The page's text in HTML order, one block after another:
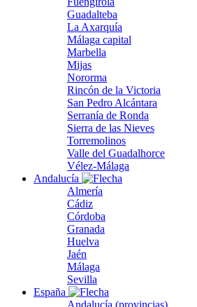
Guadalteba
La Axarquía
Málaga capital
Marbella
Mijas
Nororma
Rincón de la Victoria
San Pedro Alcántara
Serranía de Ronda
Sierra de las Nieves
Torremolinos
Valle del Guadalhorce
Vélez-Málaga
Andalucía
Almería
Cádiz
Córdoba
Granada
Huelva
Jaén
Málaga
Sevilla
España